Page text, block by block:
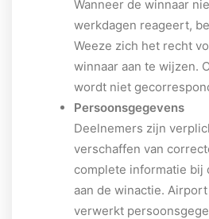
Wanneer de winnaar
werkdagen reageert,
Weeze zich het recht
winnaar aan te wijzen.
wordt niet
Persoonsgegevens
Deelnemers zijn
verschaffen van
complete informatie bij
aan de winactie. Airport
verwerkt